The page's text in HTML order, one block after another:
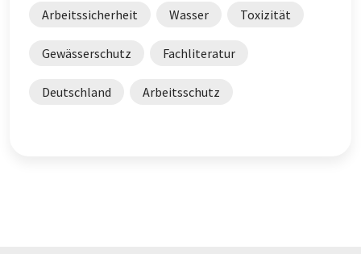
Arbeitssicherheit Wasser Toxizität
Gewässerschutz Fachliteratur
Deutschland Arbeitsschutz